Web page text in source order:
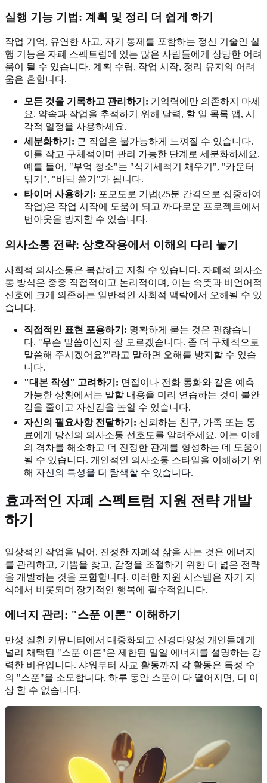
실행 기능 기법: 계획 및 정리 더 쉽게 하기
작업 기억, 유연한 사고, 자기 통제를 포함하는 정신 기술인 실
행 기능은 자폐 스펙트럼에 있는 많은 사람들에게 상당한 어려
움이 될 수 있습니다. 계획 수립, 작업 시작, 정리 유지의 어려
움은 흔합니다.
모든 것을 기록하고 관리하기: 기억력에만 의존하지 마세
요. 약속과 작업을 추적하기 위해 달력, 할 일 목록 앱, 시
각적 일정을 사용하세요.
세분화하기: 큰 작업은 불가능하게 느껴질 수 있습니다.
이를 작고 구체적이며 관리 가능한 단계로 세분화하세요.
예를 들어, "부엌 청소"는 "식기세척기 채우기", "카운터
닦기", "바닥 쓸기"가 됩니다.
타이머 사용하기: 포모도로 기법(25분 간격으로 집중하여
작업)은 작업 시작에 도움이 되고 까다로운 프로젝트에서
번아웃을 방지할 수 있습니다.
의사소통 전략: 상호작용에서 이해의 다리 놓기
사회적 의사소통은 복잡하고 지칠 수 있습니다. 자폐적 의사소
통 방식은 종종 직접적이고 논리적이며, 이는 속뜻과 비언어적
신호에 크게 의존하는 일반적인 사회적 맥락에서 오해될 수 있
습니다.
직접적인 표현 포용하기: 명확하게 묻는 것은 괜찮습니
다. "무슨 말씀이신지 잘 모르겠습니다. 좀 더 구체적으로
말씀해 주시겠어요?"라고 말하면 오해를 방지할 수 있습
니다.
"대본 작성" 고려하기: 면접이나 전화 통화와 같은 예측
가능한 상황에서는 말할 내용을 미리 연습하는 것이 불안
감을 줄이고 자신감을 높일 수 있습니다.
자신의 필요사항 전달하기: 신뢰하는 친구, 가족 또는 동
료에게 당신의 의사소통 선호도를 알려주세요. 이는 이해
의 격차를 해소하고 더 진정한 관계를 형성하는 데 도움이
될 수 있습니다. 개인적인 의사소통 스타일을 이해하기 위
해 자신의 특성을 더 탐색할 수 있습니다.
효과적인 자폐 스펙트럼 지원 전략개발
하기
일상적인 작업을 넘어, 진정한 자폐적 삶을 사는 것은 에너지
를 관리하고, 기쁨을 찾고, 감정을 조절하기 위한 더 넓은 전략
을 개발하는 것을 포함합니다. 이러한 지원 시스템은 자기 지
식에서 비롯되며 장기적인 행복에 필수적입니다.
에너지 관리: "스푼 이론" 이해하기
만성 질환 커뮤니티에서 대중화되고 신경다양성 개인들에게
널리 채택된 "스푼 이론"은 제한된 일일 에너지를 설명하는 강
력한 비유입니다. 샤워부터 사교 활동까지 각 활동은 특정 수
의 "스푼"을 소모합니다. 하루 동안 스푼이 다 떨어지면, 더 이
상 할 수 없습니다.